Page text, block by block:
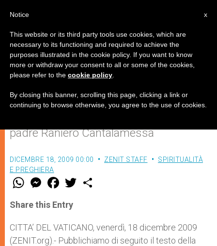
Terza Predica d'Avvento: “Maria,
madre e modello del sacerdote”
padre Raniero Cantalamessa
DICEMBRE 18, 2009 00:00 ZENIT STAFF
SPIRITUALITÀ
E PREGHIERA
W
t
s
p
p
M
e
s
e
g
e
r
F
a
e
b
o
k
w
r
Share this Entry
CITTA’ DEL VATICANO, venerdì, 18 dicembre 2009
(ZENIT.org).- Pubblichiamo di seguito il testo della
x
Notice
This website or its third party tools use cookies, which are
necessary to its functioning and required to achieve the
purposes illustrated in the cookie policy. If you want to know
more or withdraw your consent to all or some of the cookies,
please refer to the cookie policy
By closing this banner, scrolling this page, clicking a link or
continuing to browse otherwise, you agree to the use of cookies.